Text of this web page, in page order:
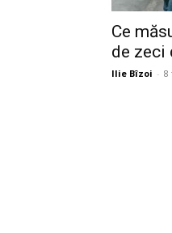
Ce
de zeci
Ilie Bîzoi - 8